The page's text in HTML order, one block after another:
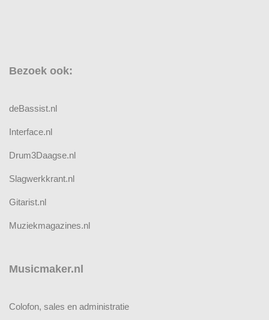
Bezoek ook:
deBassist.nl
Interface.nl
Drum3Daagse.nl
Slagwerkkrant.nl
Gitarist.nl
Muziekmagazines.nl
Musicmaker.nl
Colofon, sales en administratie